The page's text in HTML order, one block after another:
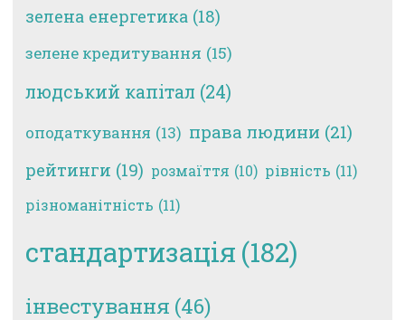
зелена енергетика (18)
зелене кредитування (15)
людський капітал (24)
оподаткування (13) права людини (21)
рейтинги (19) розмаїття (10) рівність (11)
різноманітність (11)
стандартизація (182)
інвестування (46)